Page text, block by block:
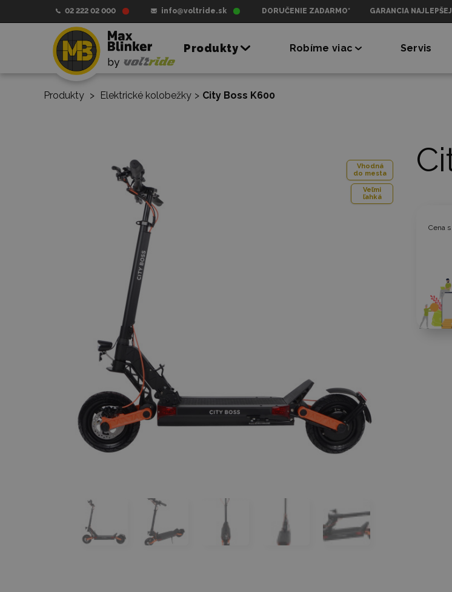
02 222 02 000 info@voltride.sk DORUČENIE ZADARMO* GARANCIA
Produkty Robíme viac Servis
Produkty > Elektrické kolobežky > City Boss K600
Vhodná
do mesta
Veľmi
ľahká
Cena s